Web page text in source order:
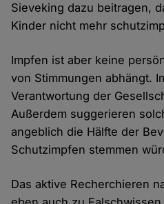
Sieveking dazu beitragen,
Kinder nicht mehr
Impfen ist aber keine
von Stimmungen abhängt.
Verantwortung der
Außerdem suggerieren
angeblich die Hälfte der
Schutzimpfen stemmen
Das aktive Recherchieren